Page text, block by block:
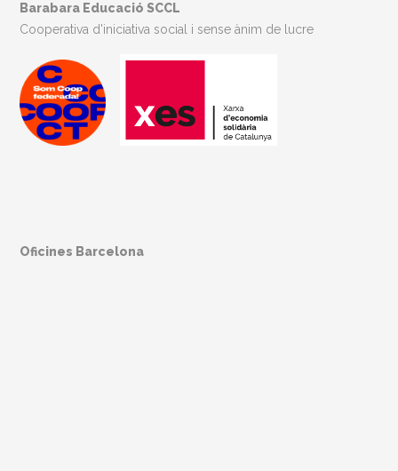
Barabara Educació SCCL
Cooperativa d'iniciativa social i sense ànim de lucre
Oficines Barcelona